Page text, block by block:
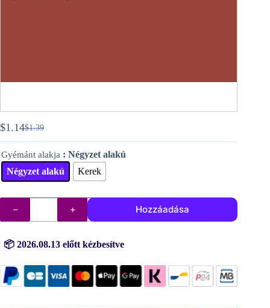
$1.39
Original
price
was:
$1.39.
$1.14Current
price
is:
$1.14.
Gyémánt alakja : Négyzet alakú
Négyzet alakú
Kerek
DMC
gyémántok
(kövek)
355
Hozzáadása
📦 2026.08.13 előtt kézbesítve